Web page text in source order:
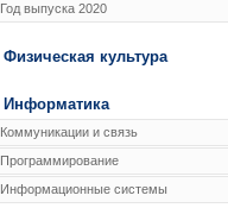
Год выпуска 2020
Физическая культура
Информатика
Коммуникации и связь
Программирование
Информационные системы